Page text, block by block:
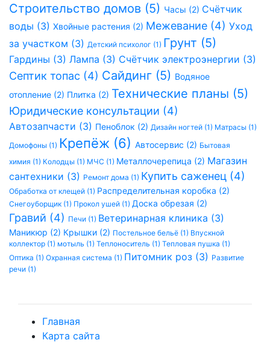
Строительство домов (5) Часы (2) Счётчик
воды (3) Хвойные растения (2) Межевание (4) Уход
за участком (3) Детский психолог (1) Грунт (5)
Гардины (3) Лампа (3) Счётчик электроэнергии (3)
Септик топас (4) Сайдинг (5) Водяное
отопление (2) Плитка (2) Технические планы (5)
Юридические консультации (4)
Автозапчасти (3) Пеноблок (2) Дизайн ногтей (1) Матрасы (1)
Домофоны (1) Крепёж (6) Автосервис (2) Бытовая
химия (1) Колодцы (1) МЧС (1) Металлочерепица (2) Магазин
сантехники (3) Ремонт дома (1) Купить саженец (4)
Обработка от клещей (1) Распределительная коробка (2)
Снегоуборщик (1) Прокол ушей (1) Доска обрезая (2)
Гравий (4) Печи (1) Ветеринарная клиника (3)
Маникюр (2) Крышки (2) Постельное бельё (1) Впускной
коллектор (1) мотыль (1) Теплоноситель (1) Тепловая пушка (1)
Оптика (1) Охранная система (1) Питомник роз (3) Развитие
речи (1)
Главная
Карта сайта